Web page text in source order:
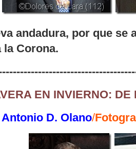
andadura, por que se
la Corona.
EN INVIERNO:
D. Olano/